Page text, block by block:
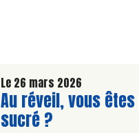
Le 26 mars 2026
Lire la suite de
Au réveil, vous
sucré ?